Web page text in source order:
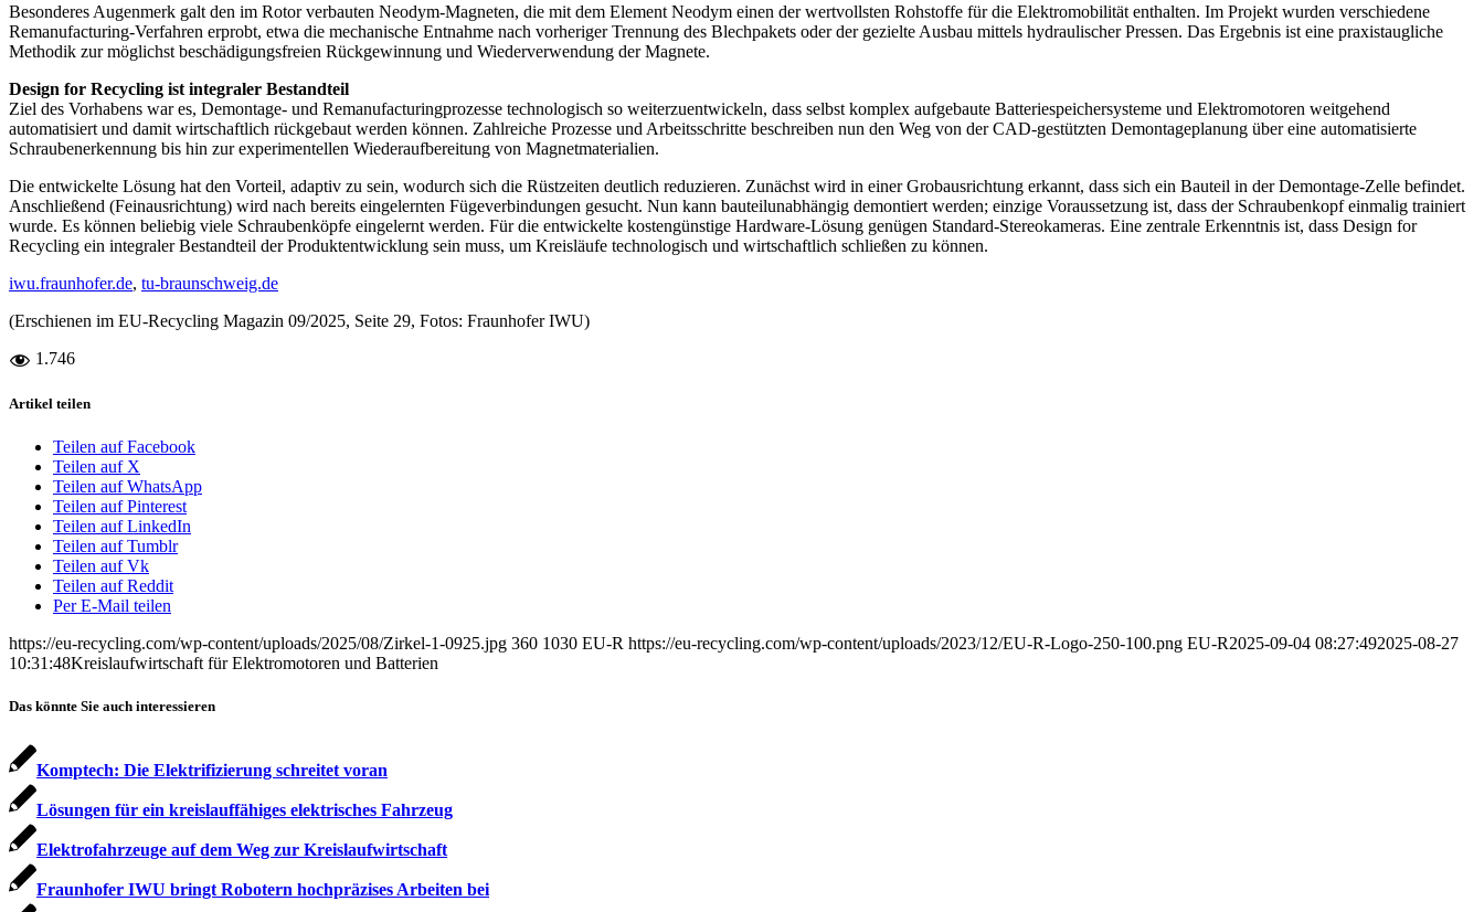
Besonderes Augenmerk galt den im Rotor verbauten Neodym-Magneten, die mit dem Element Neodym einen der wertvollsten Rohstoffe für die Elektromobilität enthalten. Im Projekt wurden verschiedene
Remanufacturing-Verfahren erprobt, etwa die mechanische Entnahme nach vorheriger Trennung des Blechpakets oder der gezielte Ausbau mittels hydraulischer Pressen. Das Ergebnis ist eine praxistaugliche
Methodik zur möglichst beschädigungsfreien Rückgewinnung und Wiederverwendung der Magnete.
Design for Recycling ist integraler Bestandteil
Ziel des Vorhabens war es, Demontage- und Remanufacturingprozesse technologisch so weiterzuentwickeln, dass selbst komplex aufgebaute Batteriespeichersysteme und Elektro­motoren weitgehend
automatisiert und damit wirtschaftlich rückgebaut werden können. Zahlreiche Prozesse und Arbeitsschritte beschreiben nun den Weg von der CAD-gestützten Demontageplanung über eine automatisierte
Schraubenerkennung bis hin zur experimentellen Wiederaufbereitung von Magnetmaterialien.
Die entwickelte Lösung hat den Vorteil, adaptiv zu sein, wodurch sich die Rüstzeiten deutlich reduzieren. Zunächst wird in einer Grobausrichtung erkannt, dass sich ein Bauteil in der Demontage-Zelle befindet.
Anschließend (Feinausrichtung) wird nach bereits eingelernten Fügeverbindungen gesucht. Nun kann bauteilunabhängig demontiert werden; einzige Voraussetzung ist, dass der Schraubenkopf einmalig trainiert
wurde. Es können beliebig viele Schraubenköpfe eingelernt werden. Für die entwickelte kostengünstige Hardware-Lösung genügen Standard-Stereokameras. Eine zentrale Erkenntnis ist, dass Design for
Recycling ein integraler Bestandteil der Produktentwicklung sein muss, um Kreisläufe technologisch und wirtschaftlich schließen zu können.
iwu.fraunhofer.de, tu-braunschweig.de
(Erschienen im EU-Recycling Magazin 09/2025, Seite 29, Fotos: Fraunhofer IWU)
1.746
Artikel teilen
Teilen auf Facebook
Teilen auf X
Teilen auf WhatsApp
Teilen auf Pinterest
Teilen auf LinkedIn
Teilen auf Tumblr
Teilen auf Vk
Teilen auf Reddit
Per E-Mail teilen
https://eu-recycling.com/wp-content/uploads/2025/08/Zirkel-1-0925.jpg 360 1030 EU-R https://eu-recycling.com/wp-content/uploads/2023/12/EU-R-Logo-250-100.png EU-R2025-09-04 08:27:492025-08-27
10:31:48Kreislaufwirtschaft für Elektromotoren und Batterien
Das könnte Sie auch interessieren
Komptech: Die Elektrifizierung schreitet voran
Lösungen für ein kreislauffähiges elektrisches Fahrzeug
Elektrofahrzeuge auf dem Weg zur Kreislaufwirtschaft
Fraunhofer IWU bringt Robotern hochpräzises Arbeiten bei